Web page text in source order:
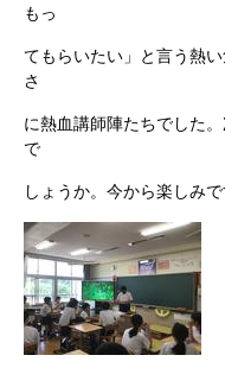
もっ
てもらいたい」と言う熱
さ
に熱血講師陣たちでした
で
しょうか。今から楽しみで